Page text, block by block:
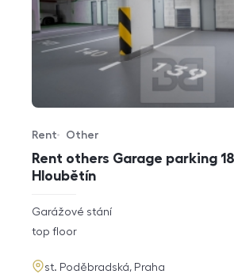
Rent others Garage parking
Hloubětín
Offer type
Rent
Property type
Other
rozměry
disposition
Garážové stání
funkce
top floor
adresa
st. Poděbradská, Praha